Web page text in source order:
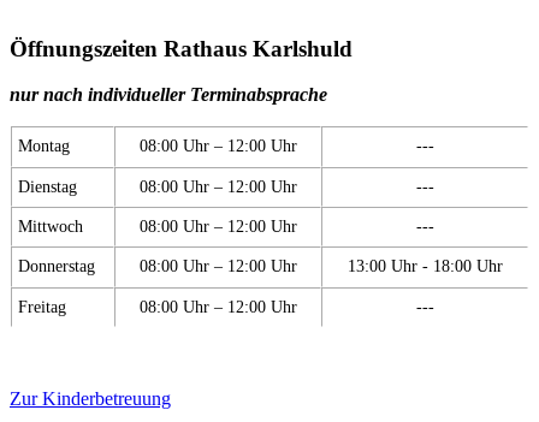
Öffnungszeiten Rathaus Karlshuld
nur nach individueller Terminabsprache
Montag 08:00 Uhr – 12:00 Uhr ---
Dienstag 08:00 Uhr – 12:00 Uhr ---
Mittwoch 08:00 Uhr – 12:00 Uhr ---
Donnerstag 08:00 Uhr – 12:00 Uhr 13:00 Uhr - 18:00 Uhr
Freitag 08:00 Uhr – 12:00 Uhr ---
Zur Kinderbetreuung